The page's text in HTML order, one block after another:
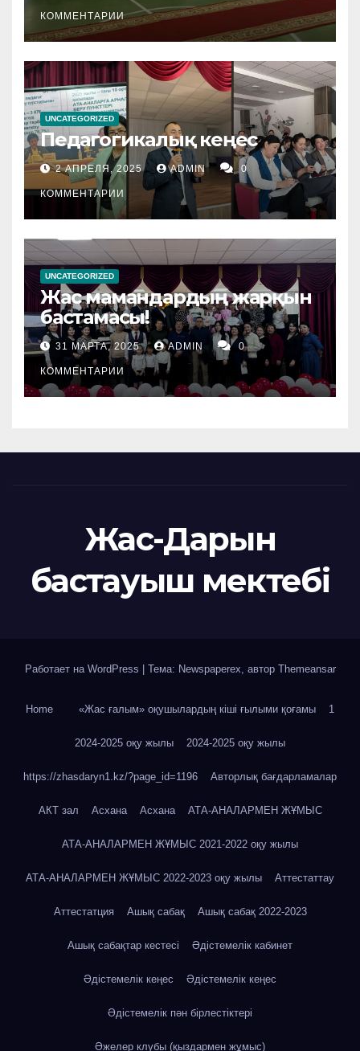
КОММЕНТАРИИ
UNCATEGORIZED
Педагогикалық кеңес
2 АПРЕЛЯ, 2025 ADMIN 0
КОММЕНТАРИИ
UNCATEGORIZED
Жас мамандардың жарқын
бастамасы!
31 МАРТА, 2025 ADMIN 0
КОММЕНТАРИИ
Жас-Дарын
бастауыш мектебі
Работает на WordPress Тема: Newspaperex, автор Themeansar
Home «Жас ғалым» оқушылардың кіші ғылыми қоғамы 1
2024-2025 оқу жылы 2024-2025 оқу жылы
https://zhasdaryn1.kz/?page_id=1196 Авторлық бағдарламалар
АКТ зал Асхана Асхана АТА-АНАЛАРМЕН ЖҰМЫС
АТА-АНАЛАРМЕН ЖҰМЫС 2021-2022 оқу жылы
АТА-АНАЛАРМЕН ЖҰМЫС 2022-2023 оқу жылы Аттестаттау
Аттестатция Ашық сабақ Ашық сабақ 2022-2023
Ашық сабақтар кестесі Әдістемелік кабинет
Әдістемелік кеңес Әдістемелік кеңес
Әдістемелік пән бірлестіктері
Әжелер клубы (қыздармен жұмыс)